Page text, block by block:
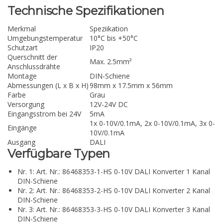
Technische Spezifikationen
Merkmal
Speziikation
Umgebungstemperatur
10°C bis +50°C
Schutzart
IP20
Querschnitt der
Anschlussdrähte
Max. 2.5mm²
Montage
DIN-Schiene
Abmessungen (L x B x H)98mm x 17.5mm x 56mm
Farbe
Grau
Versorgung
12V-24V DC
Eingangsstrom bei 24V
5mA
Eingänge
1x 0-10V/0.1mA, 2x 0-10V/0.1mA, 3x 0-
10V/0.1mA
Ausgang
DALI
Verfügbare Typen
Nr. 1: Art. Nr.: 86468353-1-HS 0-10V DALI Konverter 1 Kanal
DIN-Schiene
Nr. 2: Art. Nr.: 86468353-2-HS 0-10V DALI Konverter 2 Kanal
DIN-Schiene
Nr. 3: Art. Nr.: 86468353-3-HS 0-10V DALI Konverter 3 Kanal
DIN-Schiene